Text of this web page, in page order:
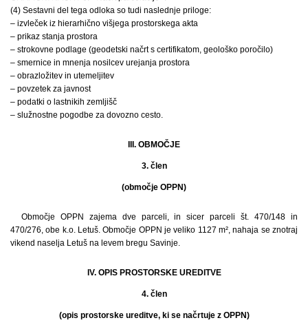
(4) Sestavni del tega odloka so tudi naslednje priloge:
– izvleček iz hierarhično višjega prostorskega akta
– prikaz stanja prostora
– strokovne podlage (geodetski načrt s certifikatom, geološko poročilo)
– smernice in mnenja nosilcev urejanja prostora
– obrazložitev in utemeljitev
– povzetek za javnost
– podatki o lastnikih zemljišč
– služnostne pogodbe za dovozno cesto.
III. OBMOČJE
3. člen
(območje OPPN)
Območje OPPN zajema dve parceli, in sicer parceli št. 470/148 in
470/276, obe k.o. Letuš. Območje OPPN je veliko 1127 m², nahaja se znotraj
vikend naselja Letuš na levem bregu Savinje.
IV. OPIS PROSTORSKE UREDITVE
4. člen
(opis prostorske ureditve, ki se načrtuje z OPPN)